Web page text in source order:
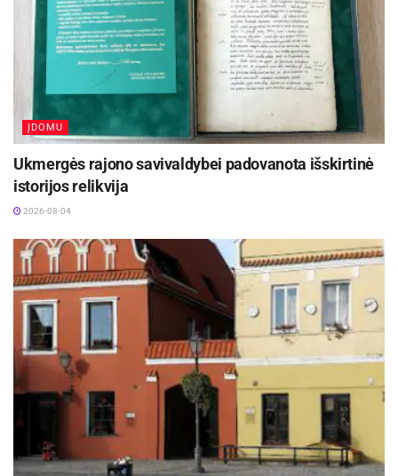
ĮDOMU
Ukmergės rajono savivaldybei padovanota išskirtinė
istorijos relikvija
2026-08-04